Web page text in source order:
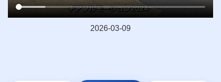
2026-03-09